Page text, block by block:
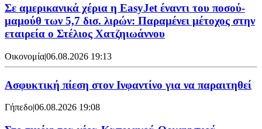
Σε αμερικανικά χέρια η EasyJet έναντι του ποσού-
μαμούθ των 5,7 δισ. λιρών: Παραμένει μέτοχος στην
εταιρεία ο Στέλιος Χατζηιωάννου
Οικονομία|06.08.2026 19:13
Ασφυκτική πίεση στον Ινφαντίνο για να παραιτηθεί
Γήπεδο|06.08.2026 19:08